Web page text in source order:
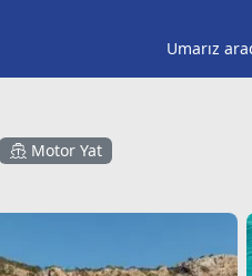
Umarız
Motor Yat